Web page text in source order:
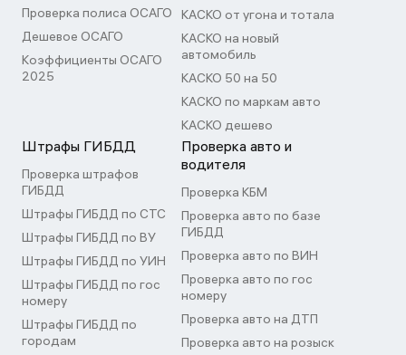
Проверка полиса ОСАГО
Дешевое ОСАГО
Коэффициенты ОСАГО
2025
КАСКО от угона и тотала
КАСКО на новый
автомобиль
КАСКО 50 на 50
КАСКО по маркам авто
КАСКО дешево
Штрафы ГИБДД
Проверка штрафов
ГИБДД
Штрафы ГИБДД по СТС
Штрафы ГИБДД по ВУ
Штрафы ГИБДД по УИН
Штрафы ГИБДД по гос
номеру
Штрафы ГИБДД по
городам
Проверка авто и
водителя
Проверка КБМ
Проверка авто по базе
ГИБДД
Проверка авто по ВИН
Проверка авто по гос
номеру
Проверка авто на ДТП
Проверка авто на розыск